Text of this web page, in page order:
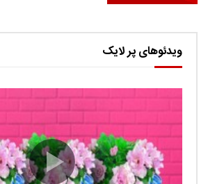
ویدئوهای پر لایک
کارتون اگنس این قسمت ربات ها
حامد 0.9K
tristique. Suspendisse porta
ultricies tortor auctor id. Curabitur quis